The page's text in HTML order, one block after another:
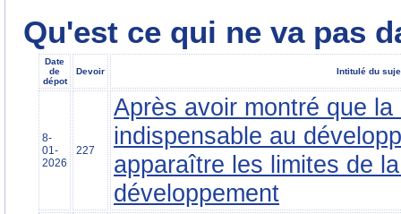
Qu'est ce qui ne va pas
Date
de
dépot
Devoir Intitulé du
8-
01-
2026
227
Après avoir montré que
indispensable au
apparaître les limites de
développement